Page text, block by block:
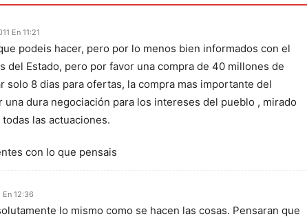
En 11:21
podeis hacer, pero por lo menos bien informados con el
del Estado, pero por favor una compra de 40 millones de
solo 8 dias para ofertas, la compra mas importante del
una dura negociación para los intereses del pueblo , mirado
las actuaciones.
con lo que pensais
12:36
lo mismo como se hacen las cosas. Pensaran que